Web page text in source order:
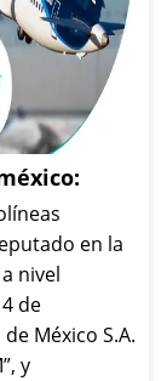
en la
nivel
de
México S.A.
y